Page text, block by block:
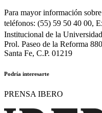
Para mayor información
teléfonos: (55) 59 50 40 00,
Institucional de la
Prol. Paseo de la Reforma
Santa Fe, C.P. 01219
Podría interesarte
PRENSA IBERO